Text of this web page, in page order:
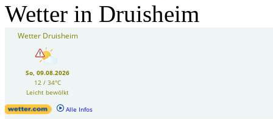
Wetter in Druisheim